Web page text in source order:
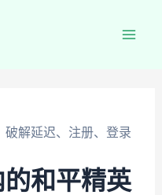
破解延迟、注册、登录
和平精英